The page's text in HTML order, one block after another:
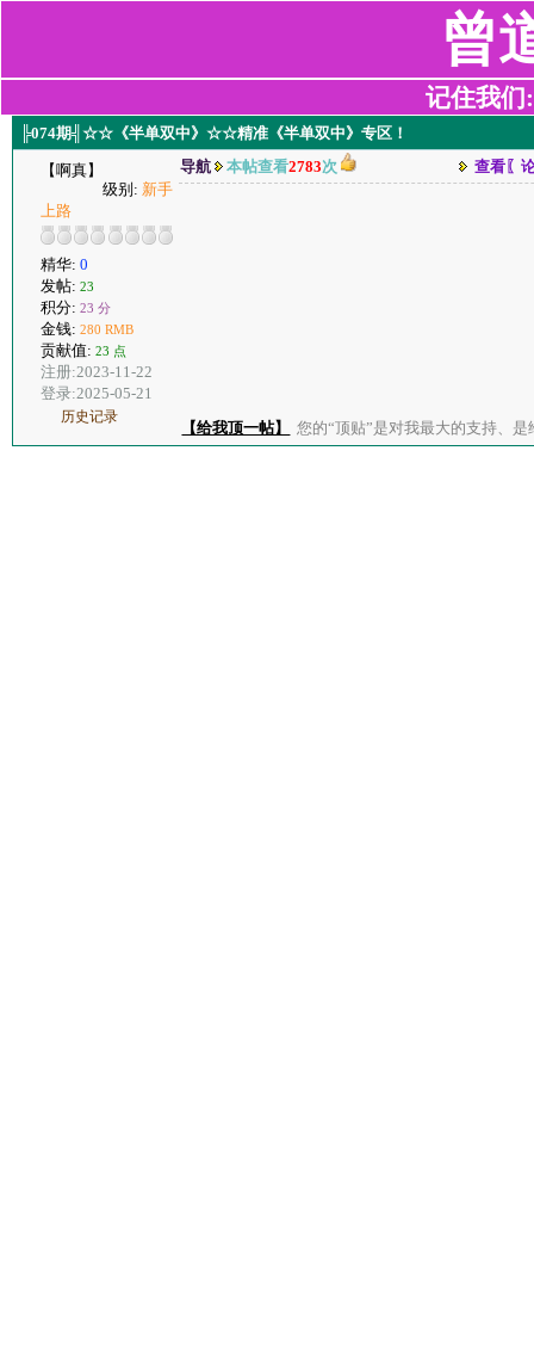
曾
记住我们
╠074期╣☆☆《半单双中》☆☆精准《半单双中》专区！
【啊真】
级别: 新手
上路
精华: 0
发帖: 23
积分: 23 分
金钱: 280 RMB
贡献值: 23 点
注册:2023-11-22
登录:2025-05-21
历史记录
导航 本帖查看2783次 查看〖
【给我顶一帖】 您的“顶贴”是对我最大的支持、